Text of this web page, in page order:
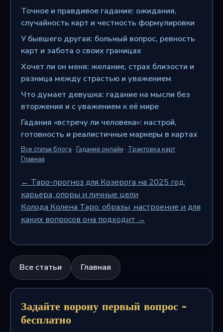
Точное и правдивое гадание: ожидания,
случайность карт и честность формулировки
У бывшего другая: больный вопрос, ревность
карт и забота о своих границах
Хочет ли он меня: желание, страх близости и
разница между страстью и уважением
Что думает девушка: гадание на мысли без
вторжения и с уважением к её мире
Гадания «встречу ли человека»: настрой,
готовность и реалистичные маркеры в картах
Все статьи блога · Гадания онлайн · Трактовка карт·
Главная
← Таро-прогноз для Козерога на 2025 год:
карьера, опоры и личные цели
Колода Колена Таро: образы, настроение и для
каких вопросов она подходит →
Все статьи Главная
Задайте ворону первый вопрос -
бесплатно